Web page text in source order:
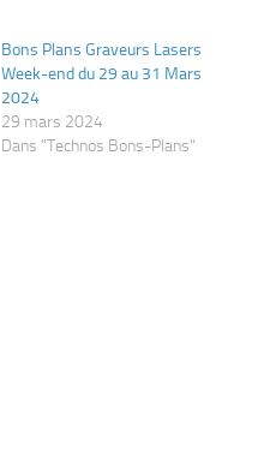
Bons Plans Graveurs Lasers
Week-end du 29 au 31 Mars
2024
29 mars 2024
Dans "Technos Bons-Plans"